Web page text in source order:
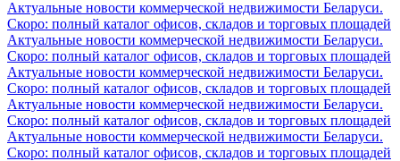
Актуальные новости коммерческой недвижимости Беларуси.
Скоро: полный каталог офисов, складов и торговых площадей
Актуальные новости коммерческой недвижимости Беларуси.
Скоро: полный каталог офисов, складов и торговых площадей
Актуальные новости коммерческой недвижимости Беларуси.
Скоро: полный каталог офисов, складов и торговых площадей
Актуальные новости коммерческой недвижимости Беларуси.
Скоро: полный каталог офисов, складов и торговых площадей
Актуальные новости коммерческой недвижимости Беларуси.
Скоро: полный каталог офисов, складов и торговых площадей